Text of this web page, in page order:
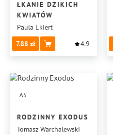
ŁKANIE DZIKICH
KWIATÓW
Paula Ekiert
7.88
4.9
A5
RODZINNY EXODUS
Tomasz Warchalewski